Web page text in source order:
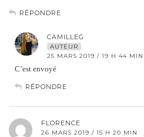
RÉPONDRE
CAMILLEG
AUTEUR
25 MARS 2019 / 19 H 44 MIN
C’est envoyé
RÉPONDRE
FLORENCE
26 MARS 2019 / 15 H 20 MIN